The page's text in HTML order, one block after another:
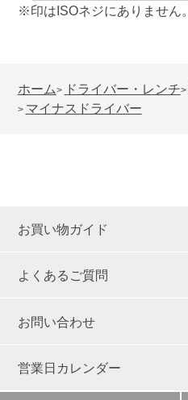
※印はISOネジにありません。
ホーム> ドライバー・レンチ>
> マイナスドライバー
お買い物ガイド
よくあるご質問
お問い合わせ
営業日カレンダー